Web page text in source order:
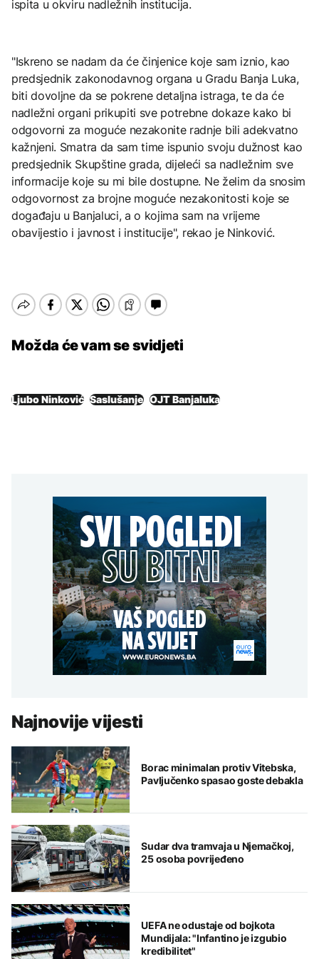
ispita u okviru nadležnih institucija.
"Iskreno se nadam da će činjenice koje sam iznio, kao
predsjednik zakonodavnog organa u Gradu Banja Luka,
biti dovoljne da se pokrene detaljna istraga, te da će
nadležni organi prikupiti sve potrebne dokaze kako bi
odgovorni za moguće nezakonite radnje bili adekvatno
kažnjeni. Smatra da sam time ispunio svoju dužnost kao
predsjednik Skupštine grada, dijeleći sa nadležnim sve
informacije koje su mi bile dostupne. Ne želim da snosim
odgovornost za brojne moguće nezakonitosti koje se
događaju u Banjaluci, a o kojima sam na vrijeme
obavijestio i javnost i institucije", rekao je Ninković.
Možda će vam se svidjeti
Ljubo Ninković Saslušanje OJT Banjaluka
Najnovije vijesti
Borac minimalan protiv Vitebska,
Pavljučenko spasao goste debakla
Sudar dva tramvaja u Njemačkoj,
25 osoba povrijeđeno
UEFA ne odustaje od bojkota
Mundijala: "Infantino je izgubio
kredibilitet"